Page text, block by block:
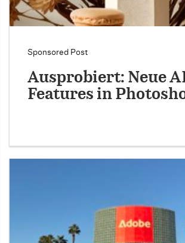
Sponsored Post
Ausprobiert: Neue
Features in